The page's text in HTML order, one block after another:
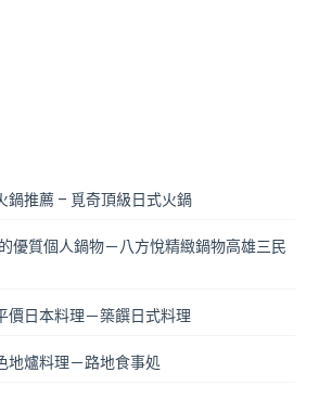
鍋推薦 – 覓奇頂級日式火鍋
優質個人鍋物－八方悅精緻鍋物高雄三民
價日本料理－築饌日式料理
地爐料理－路地食事処